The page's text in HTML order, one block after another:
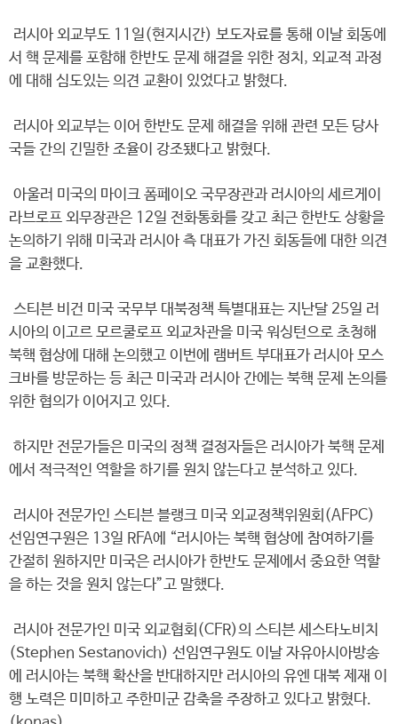
러시아 외교부도 11일(현지시간) 보도자료를 통해 이날 회동에
서 핵 문제를 포함해 한반도 문제 해결을 위한 정치, 외교적 과정
에 대해 심도있는 의견 교환이 있었다고 밝혔다.
러시아 외교부는 이어 한반도 문제 해결을 위해 관련 모든 당사
국들 간의 긴밀한 조율이 강조됐다고 밝혔다.
아울러 미국의 마이크 폼페이오 국무장관과 러시아의 세르게이
라브로프 외무장관은 12일 전화통화를 갖고 최근 한반도 상황을
논의하기 위해 미국과 러시아 측 대표가 가진 회동들에 대한 의견
을 교환했다.
스티븐 비건 미국 국무부 대북정책 특별대표는 지난달 25일 러
시아의 이고르 모르쿨로프 외교차관을 미국 워싱턴으로 초청해
북핵 협상에 대해 논의했고 이번에 램버트 부대표가 러시아 모스
크바를 방문하는 등 최근 미국과 러시아 간에는 북핵 문제 논의를
위한 협의가 이어지고 있다.
하지만 전문가들은 미국의 정책 결정자들은 러시아가 북핵 문제
에서 적극적인 역할을 하기를 원치 않는다고 분석하고 있다.
러시아 전문가인 스티븐 블랭크 미국 외교정책위원회(AFPC)
선임연구원은 13일 RFA에 “러시아는 북핵 협상에 참여하기를
간절히 원하지만 미국은 러시아가 한반도 문제에서 중요한 역할
을 하는 것을 원치 않는다”고 말했다.
러시아 전문가인 미국 외교협회(CFR)의 스티븐 세스타노비치
(Stephen Sestanovich) 선임연구원도 이날 자유아시아방송
에 러시아는 북핵 확산을 반대하지만 러시아의 유엔 대북 제재 이
행 노력은 미미하고 주한미군 감축을 주장하고 있다고 밝혔다.